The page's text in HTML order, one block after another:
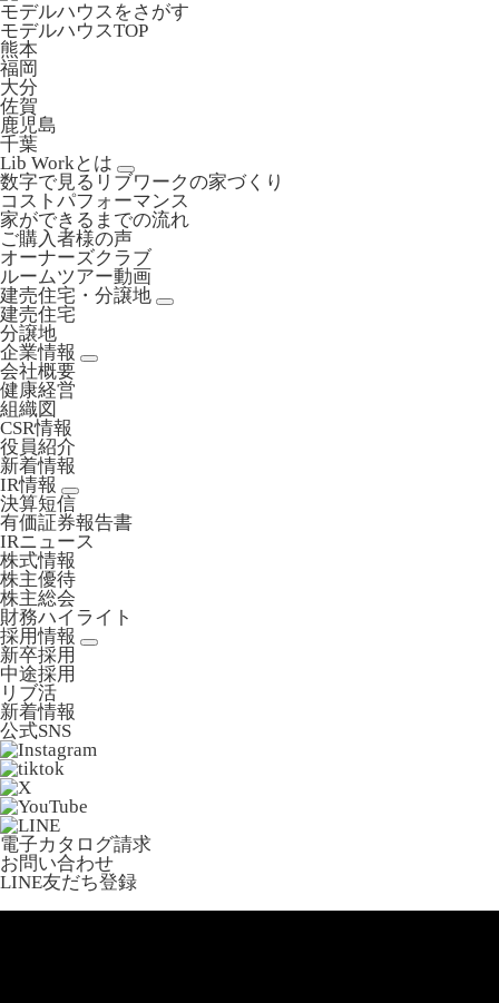
モデルハウスをさがす
モデルハウスTOP
熊本
福岡
大分
佐賀
鹿児島
千葉
Lib Workとは
数字で見るリブワークの家づくり
コストパフォーマンス
家ができるまでの流れ
ご購入者様の声
オーナーズクラブ
ルームツアー動画
建売住宅・分譲地
建売住宅
分譲地
企業情報
会社概要
健康経営
組織図
CSR情報
役員紹介
新着情報
IR情報
決算短信
有価証券報告書
IRニュース
株式情報
株主優待
株主総会
財務ハイライト
採用情報
新卒採用
中途採用
リブ活
新着情報
公式SNS
電子カタログ請求
お問い合わせ
LINE友だち登録